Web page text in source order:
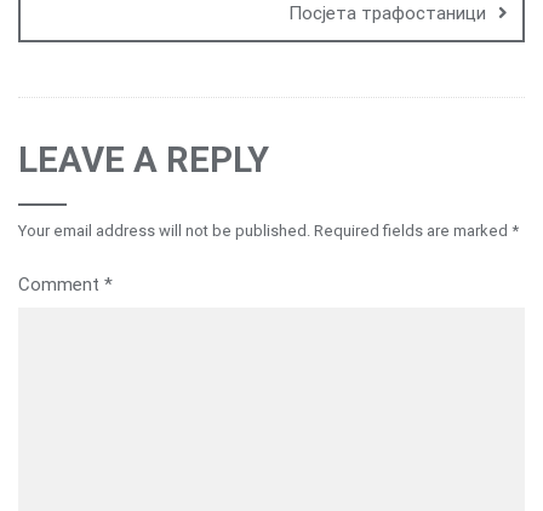
Посјета трафостаници
LEAVE A REPLY
Your email address will not be published. Required fields are marked *
Comment *